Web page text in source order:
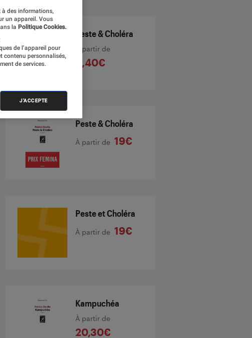
Peste & Choléra
À partir de
8,40€
Peste & Choléra
À partir de 19€
Peste et Choléra
À partir de 19€
Kampuchéa
À partir de
20,30€
des informations,
un appareil. Vous
la Politique Cookies.
de l’appareil pour
contenu personnalisés,
de services.
J'ACCEPTE